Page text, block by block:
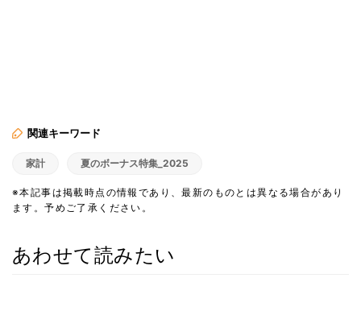
関連キーワード
家計 夏のボーナス特集_2025
※本記事は掲載時点の情報であり、最新のものとは異なる場合があり
ます。予めご了承ください。
あわせて読みたい